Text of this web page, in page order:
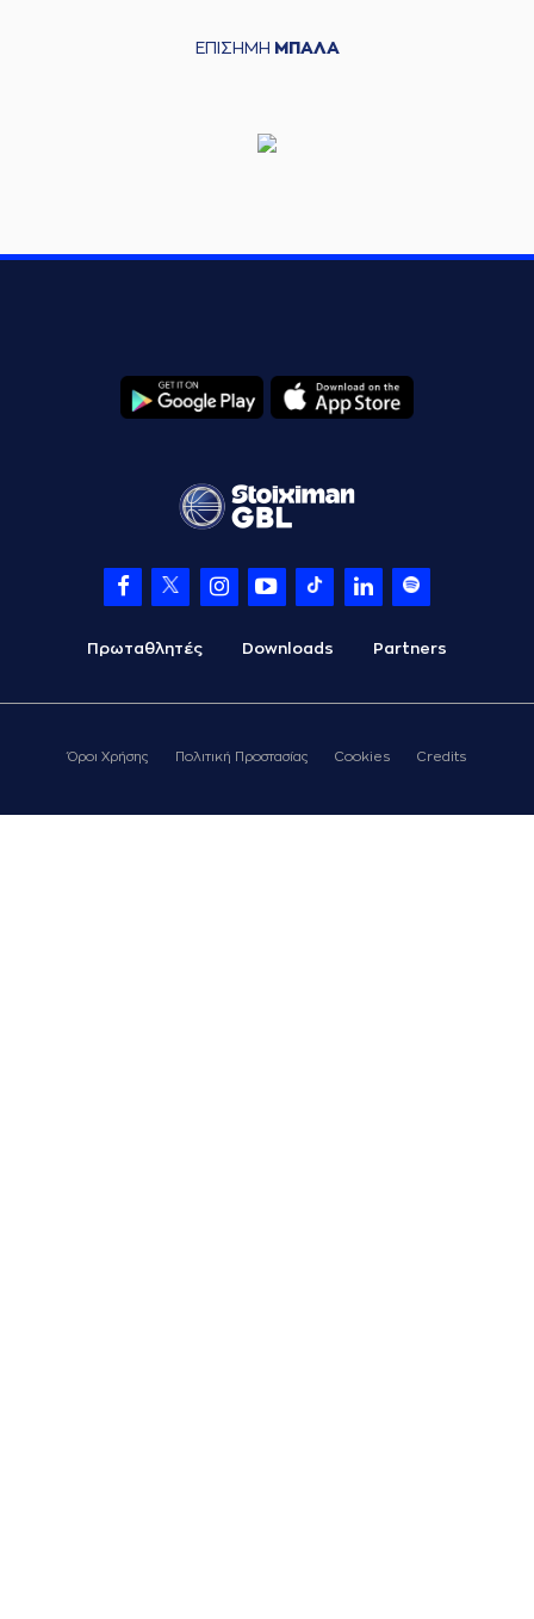
ΕΠΙΣΗΜΗ ΜΠΑΛΑ
Πρωταθλητές Downloads Partners
Όροι Χρήσης Πολιτική Προστασίας Cookies Credits